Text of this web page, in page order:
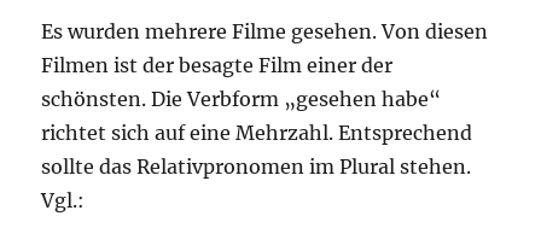
Es wurden mehrere Filme gesehen. Von diesen
Filmen ist der besagte Film einer der
schönsten. Die Verbform „gesehen habe“
richtet sich auf eine Mehrzahl. Entsprechend
sollte das Relativpronomen im Plural stehen.
Vgl.: